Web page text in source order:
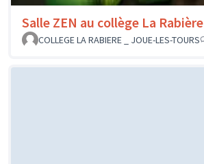
Salle ZEN au collège La Rabière
COLLEGE LA RABIERE _ JOUE-LES-TOURS